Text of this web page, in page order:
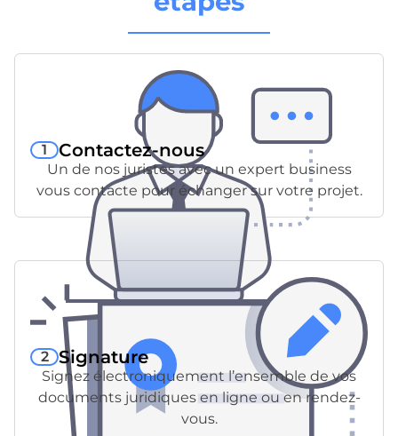
1 Contactez-nous
Un de nos juristes avec un expert business
vous contacte pour échanger sur votre projet.
2 Signature
Signez électroniquement l’ensemble de vos
documents juridiques en ligne ou en rendez-
vous.